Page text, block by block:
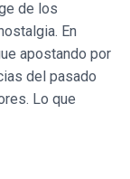
de los
En
apostando por
del pasado
Lo que